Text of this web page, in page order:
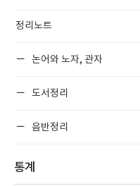
정리노트
논어와 노자, 관자
도서정리
음반정리
통계